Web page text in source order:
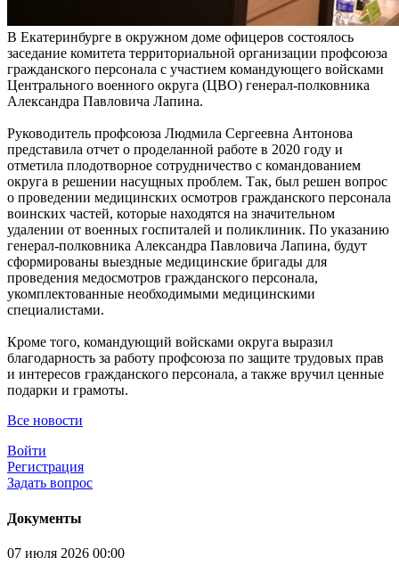
В Екатеринбурге в окружном доме офицеров состоялось
заседание комитета территориальной организации профсоюза
гражданского персонала с участием командующего войсками
Центрального военного округа (ЦВО) генерал-полковника
Александра Павловича Лапина.
Руководитель профсоюза Людмила Сергеевна Антонова
представила отчет о проделанной работе в 2020 году и
отметила плодотворное сотрудничество с командованием
округа в решении насущных проблем. Так, был решен вопрос
о проведении медицинских осмотров гражданского персонала
воинских частей, которые находятся на значительном
удалении от военных госпиталей и поликлиник. По указанию
генерал-полковника Александра Павловича Лапина, будут
сформированы выездные медицинские бригады для
проведения медосмотров гражданского персонала,
укомплектованные необходимыми медицинскими
специалистами.
Кроме того, командующий войсками округа выразил
благодарность за работу профсоюза по защите трудовых прав
и интересов гражданского персонала, а также вручил ценные
подарки и грамоты.
Все новости
Войти
Регистрация
Задать вопрос
Документы
07 июля 2026 00:00